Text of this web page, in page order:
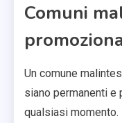
Comuni
Un comune
siano permanenti
qualsiasi momento.